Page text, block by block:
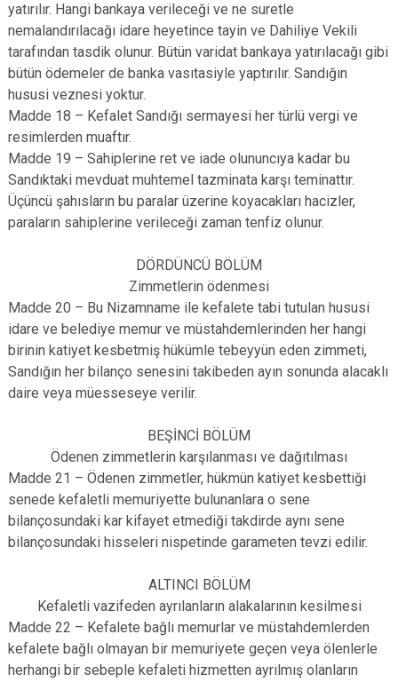
yatırılır. Hangi bankaya verileceği ve ne suretle
nemalandırılacağı idare heyetince tayin ve Dahiliye Vekili
tarafından tasdik olunur. Bütün varidat bankaya yatırılacağı gibi
bütün ödemeler de banka vasıtasiyle yaptırılır. Sandığın
hususi veznesi yoktur.
Madde 18 – Kefalet Sandığı sermayesi her türlü vergi ve
resimlerden muaftır.
Madde 19 – Sahiplerine ret ve iade olununcıya kadar bu
Sandıktaki mevduat muhtemel tazminata karşı teminattır.
Üçüncü şahısların bu paralar üzerine koyacakları hacizler,
paraların sahiplerine verileceği zaman tenfiz olunur.
DÖRDÜNCÜ BÖLÜM
Zimmetlerin ödenmesi
Madde 20 – Bu Nizamname ile kefalete tabi tutulan hususi
idare ve belediye memur ve müstahdemlerinden her hangi
birinin katiyet kesbetmiş hükümle tebeyyün eden zimmeti,
Sandığın her bilanço senesini takibeden ayın sonunda alacaklı
daire veya müesseseye verilir.
BEŞİNCİ BÖLÜM
Ödenen zimmetlerin karşılanması ve dağıtılması
Madde 21 – Ödenen zimmetler, hükmün katiyet kesbettiği
senede kefaletli memuriyette bulunanlara o sene
bilançosundaki kar kifayet etmediği takdirde aynı sene
bilançosundaki hisseleri nispetinde garameten tevzi edilir.
ALTINCI BÖLÜM
Kefaletli vazifeden ayrılanların alakalarının kesilmesi
Madde 22 – Kefalete bağlı memurlar ve müstahdemlerden
kefalete bağlı olmayan bir memuriyete geçen veya ölenlerle
herhangi bir sebeple kefaleti hizmetten ayrılmış olanların